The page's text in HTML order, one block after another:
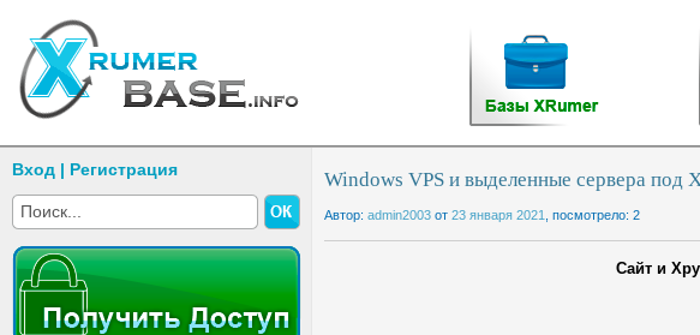
Вход | Регистрация Windows VPS и выделенные сервера под
Автор: admin2003 от 23 января 2021 , посмотрело: 2
Сайт и